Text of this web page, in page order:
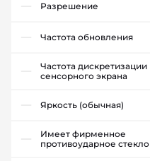
Разрешение
Частота обновления
Частота дискретизации
сенсорного экрана
Яркость (обычная)
Имеет фирменное
противоударное стекло